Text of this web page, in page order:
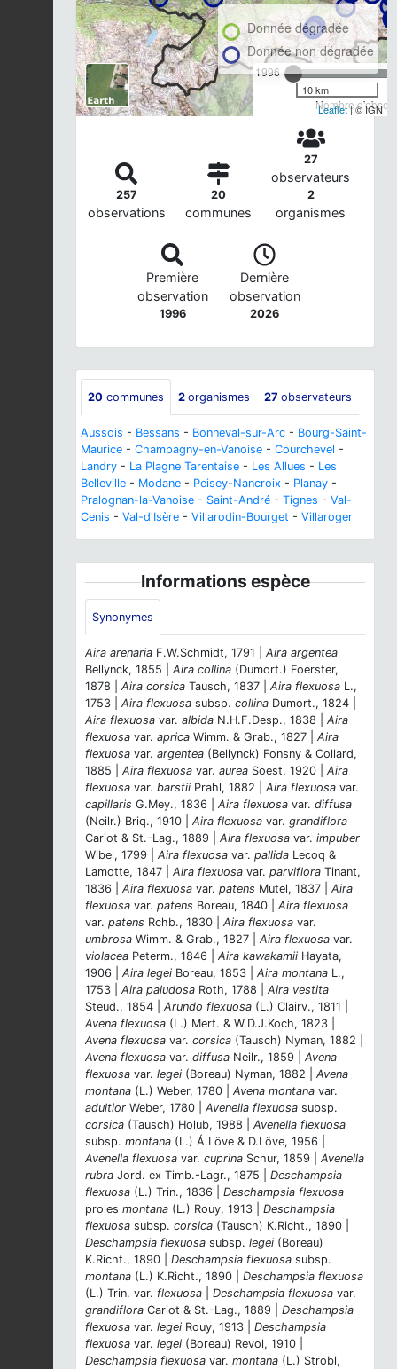
1996
Nombre
Donnée dégradée
Donnée non dégradée
10 km
Leaflet| © IGN
257
observations
20
communes
27
observateurs
2
organismes
Première
observation
1996
Dernière
observation
2026
20 communes 2 organismes 27 observateurs
Aussois - Bessans - Bonneval-sur-Arc - Bourg-Saint-
Maurice - Champagny-en-Vanoise - Courchevel -
Landry - La Plagne Tarentaise - Les Allues - Les
Belleville - Modane - Peisey-Nancroix - Planay -
Pralognan-la-Vanoise - Saint-André - Tignes - Val-
Cenis - Val-d'Isère - Villarodin-Bourget - Villaroger
Informations espèce
Synonymes
Aira arenaria F.W.Schmidt, 1791 | Aira argentea
Bellynck, 1855 | Aira collina (Dumort.) Foerster,
1878 | Aira corsica Tausch, 1837 | Aira flexuosa L.,
1753 | Aira flexuosa subsp. collina Dumort., 1824 |
Aira flexuosa var. albida N.H.F.Desp., 1838 | Aira
flexuosa var. aprica Wimm. & Grab., 1827 | Aira
flexuosa var. argentea (Bellynck) Fonsny & Collard,
1885 | Aira flexuosa var. aurea Soest, 1920 | Aira
flexuosa var. barstii Prahl, 1882 | Aira flexuosa var.
capillaris G.Mey., 1836 | Aira flexuosa var. diffusa
(Neilr.) Briq., 1910 | Aira flexuosa var. grandiflora
Cariot & St.-Lag., 1889 | Aira flexuosa var. impuber
Wibel, 1799 | Aira flexuosa var. pallida Lecoq &
Lamotte, 1847 | Aira flexuosa var. parviflora Tinant,
1836 | Aira flexuosa var. patens Mutel, 1837 | Aira
flexuosa var. patens Boreau, 1840 | Aira flexuosa
var. patens Rchb., 1830 | Aira flexuosa var.
umbrosa Wimm. & Grab., 1827 | Aira flexuosa var.
violacea Peterm., 1846 | Aira kawakamii Hayata,
1906 | Aira legei Boreau, 1853 | Aira montana L.,
1753 | Aira paludosa Roth, 1788 | Aira vestita
Steud., 1854 | Arundo flexuosa (L.) Clairv., 1811 |
Avena flexuosa (L.) Mert. & W.D.J.Koch, 1823 |
Avena flexuosa var. corsica (Tausch) Nyman, 1882 |
Avena flexuosa var. diffusa Neilr., 1859 | Avena
flexuosa var. legei (Boreau) Nyman, 1882 | Avena
montana (L.) Weber, 1780 | Avena montana var.
adultior Weber, 1780 | Avenella flexuosa subsp.
corsica (Tausch) Holub, 1988 | Avenella flexuosa
subsp. montana (L.) Á.Löve & D.Löve, 1956 |
Avenella flexuosa var. cuprina Schur, 1859 | Avenella
rubra Jord. ex Timb.-Lagr., 1875 | Deschampsia
flexuosa (L.) Trin., 1836 | Deschampsia flexuosa
proles montana (L.) Rouy, 1913 | Deschampsia
flexuosa subsp. corsica (Tausch) K.Richt., 1890 |
Deschampsia flexuosa subsp. legei (Boreau)
K.Richt., 1890 | Deschampsia flexuosa subsp.
montana (L.) K.Richt., 1890 | Deschampsia flexuosa
(L.) Trin. var. flexuosa Deschampsia flexuosa var.
grandiflora Cariot & St.-Lag., 1889 | Deschampsia
flexuosa var. legei Rouy, 1913 | Deschampsia
flexuosa var. legei (Boreau) Revol, 1910 |
Deschampsia flexuosa var. montana (L.) Strobl,